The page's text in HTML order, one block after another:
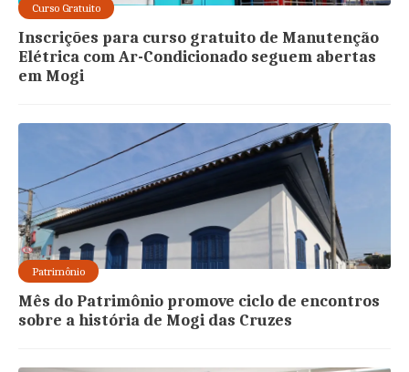
Curso Gratuito
Inscrições para curso gratuito de Manutenção
Elétrica com Ar-Condicionado seguem abertas
em Mogi
Patrimônio
Mês do Patrimônio promove ciclo de encontros
sobre a história de Mogi das Cruzes